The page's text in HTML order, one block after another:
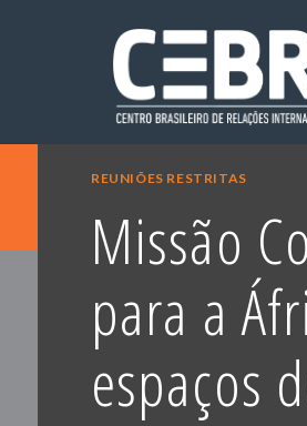
REUNIÕES RESTRITAS
Missão
para a
espaços